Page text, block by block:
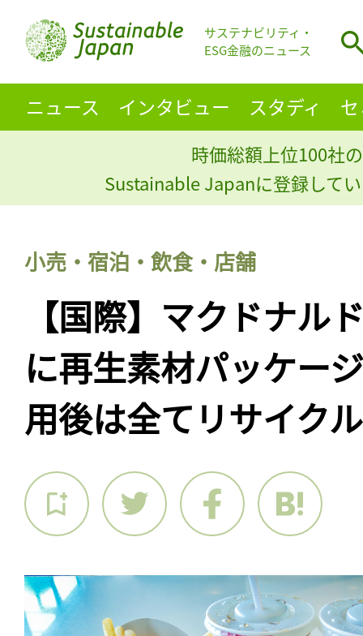
サステナビリティ・
ESG金融のニュース
ニュース インタビュー スタディ
時価総額上位100社
Sustainable Japanに登録して
小売・宿泊・飲食・店舗
【国際】マクドナル
に再生素材パッケー
用後は全てリサイクル